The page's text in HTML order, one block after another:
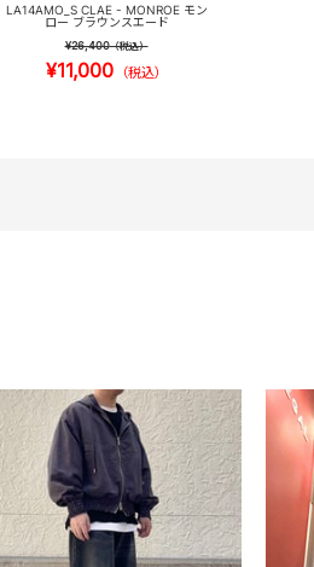
LA14AMO_S CLAE - MONROE モン
ロー ブラウンスエード
¥26,400（税込）
¥11,000 （税込）